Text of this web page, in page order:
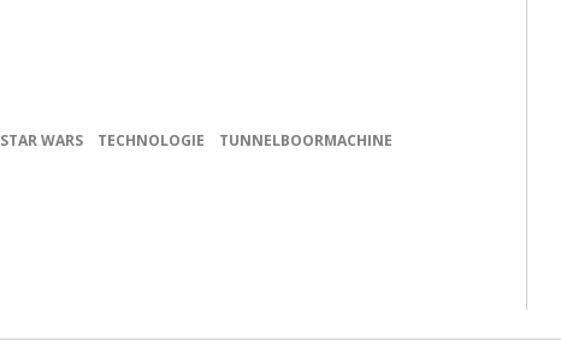
STAR WARS TECHNOLOGIE TUNNELBOORMACHINE